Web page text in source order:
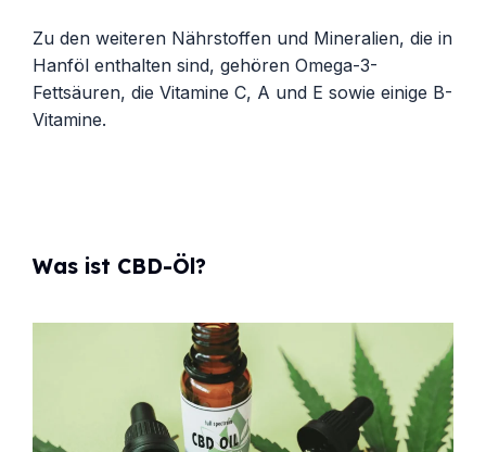
Zu den weiteren Nährstoffen und Mineralien, die in
Hanföl enthalten sind, gehören Omega-3-
Fettsäuren, die Vitamine C, A und E sowie einige B-
Vitamine.
Was ist CBD-Öl?